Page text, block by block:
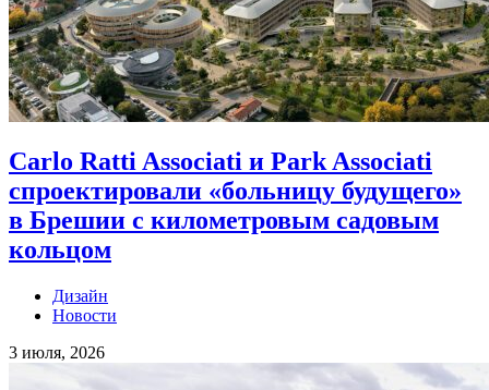
Carlo Ratti Associati и Park Associati
спроектировали «больницу будущего»
в Брешии с километровым садовым
кольцом
Дизайн
Новости
3 июля, 2026